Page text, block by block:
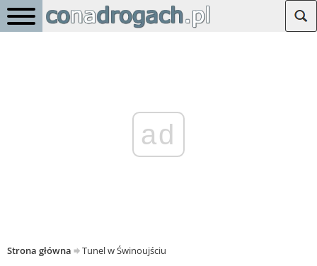
ad
Strona główna Tunel w Świnoujściu